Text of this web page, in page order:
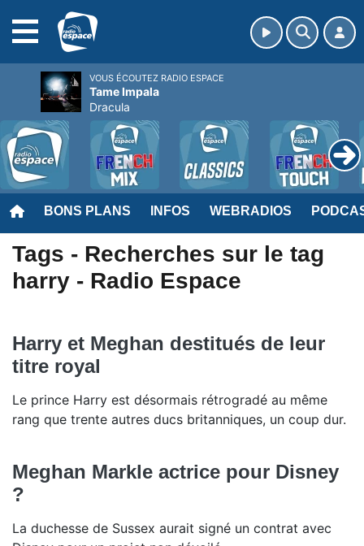
BONS PLANS INFOS WEBRADIOS
Tags - Recherches sur le tag
harry - Radio Espace
Harry et Meghan destitués de leur
titre royal
Le prince Harry est désormais rétrogradé au même
rang que trente autres ducs britanniques, un coup dur.
Meghan Markle actrice pour Disney
?
La duchesse de Sussex aurait signé un contrat avec
VOUS ÉCOUTEZ RADIO ESPACE
Tame Impala
Dracula